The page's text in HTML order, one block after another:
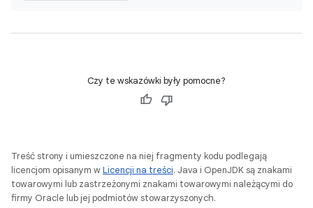
Czy te wskazówki były pomocne?
Treść strony i umieszczone na niej fragmenty kodu podlegają
licencjom opisanym wLicencji na treści. Java i OpenJDK są znakami
towarowymi lub zastrzeżonymi znakami towarowymi należącymi do
firmy Oracle lub jej podmiotów stowarzyszonych.